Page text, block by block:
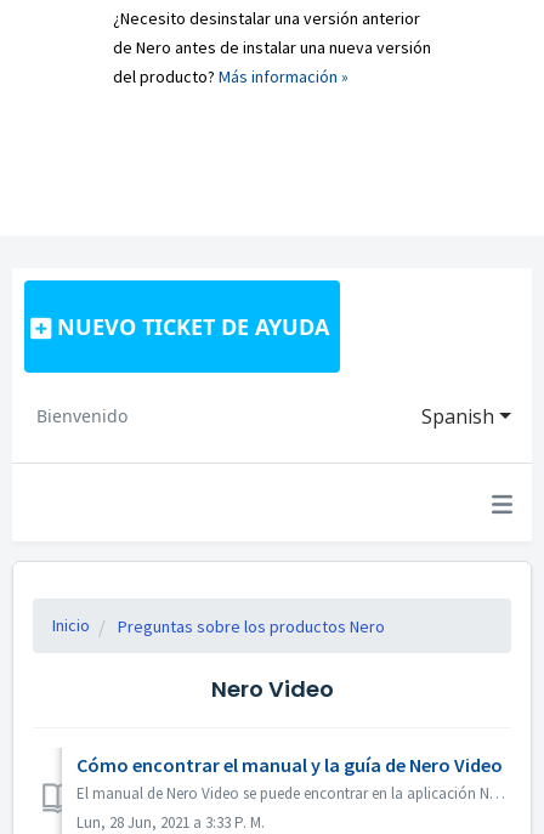
¿Necesito desinstalar una versión anterior
de Nero antes de instalar una nueva versión
del producto? Más información »
NUEVO TICKET DE AYUDA
Spanish
Bienvenido
Inicio Preguntas sobre los productos Nero
Nero Video
Cómo encontrar el manual y la guía de Nero Video
El manual de Nero Video se puede encontrar en la aplicación Nero Video. Abre Nero Video, haz clic en KnowHow en la esquina superior derecha. En el menú ...
Lun, 28 Jun, 2021 a 3:33 P. M.